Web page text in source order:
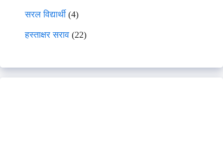
सरल विद्यार्थी(4)
हस्ताक्षर सराव (22)